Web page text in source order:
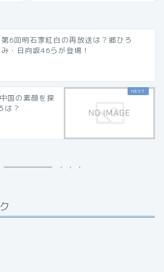
第6回明石家紅白の再放送は？郷ひろ
み・日向坂46らが登場！
国の素顔を探
は？